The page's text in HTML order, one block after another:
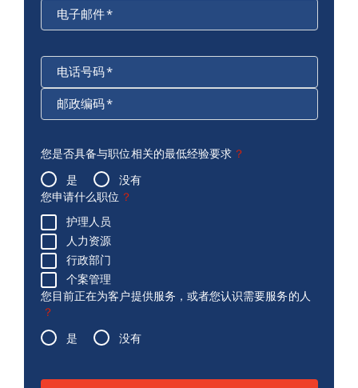
电子邮件*
电话号码*
邮政编码*
您是否具备与职位相关的最低经验要求 ？
是 没有
您申请什么职位 ？
护理人员
人力资源
行政部门
个案管理
您目前正在为客户提供服务，或者您认识需要服务的人
？
是 没有